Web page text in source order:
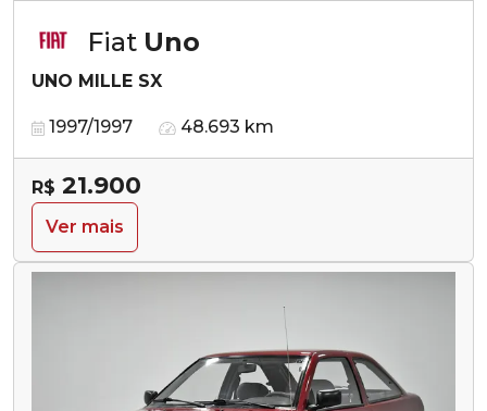
Fiat Uno
UNO MILLE SX
1997/1997 48.693 km
R$ 21.900
Ver mais